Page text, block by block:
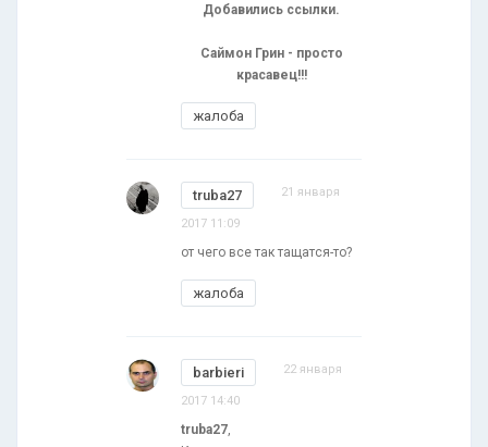
Добавились ссылки.
Саймон Грин - просто
красавец!!!
жалоба
truba27 21 января
2017 11:09
от чего все так тащатся-то?
жалоба
barbieri 22 января
2017 14:40
truba27